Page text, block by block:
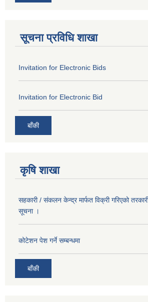
सूचना प्रविधि शाखा
Invitation for Electronic Bids
Invitation for Electronic Bid
बाँकी
कृषि शाखा
सहकारी / संकलन केन्द्र मार्फत विक्री गरिएको
सूचना ।
कोटेशन पेश गर्ने सम्बन्धमा
बाँकी